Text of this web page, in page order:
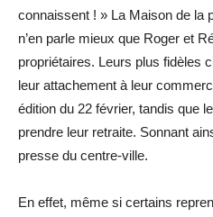
connaissent ! » La Maison de la
n’en parle mieux que Roger et
propriétaires. Leurs plus fidèles
leur attachement à leur
édition du 22 février, tandis que
prendre leur retraite. Sonnant
presse du centre-ville.
En effet, même si certains